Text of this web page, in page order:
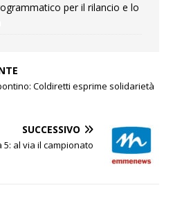
per il rilancio e lo
Coldiretti esprime solidarietà
SUCCESSIVO
5: al via il campionato